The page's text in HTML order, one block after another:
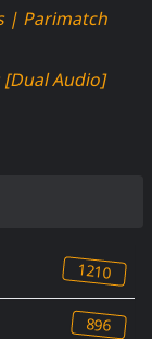
| Parimatch
[Dual Audio]
1210
896